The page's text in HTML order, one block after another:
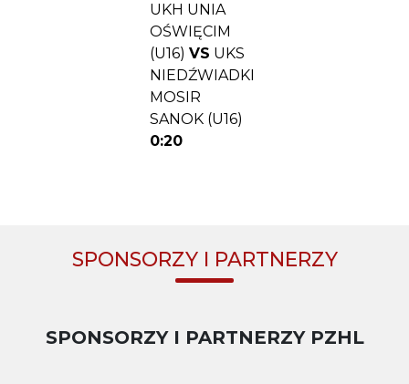
UKH UNIA
OŚWIĘCIM
(U16) VS UKS
NIEDŹWIADKI
MOSIR
SANOK (U16)
0:20
SPONSORZY I PARTNERZY
SPONSORZY I PARTNERZY PZHL